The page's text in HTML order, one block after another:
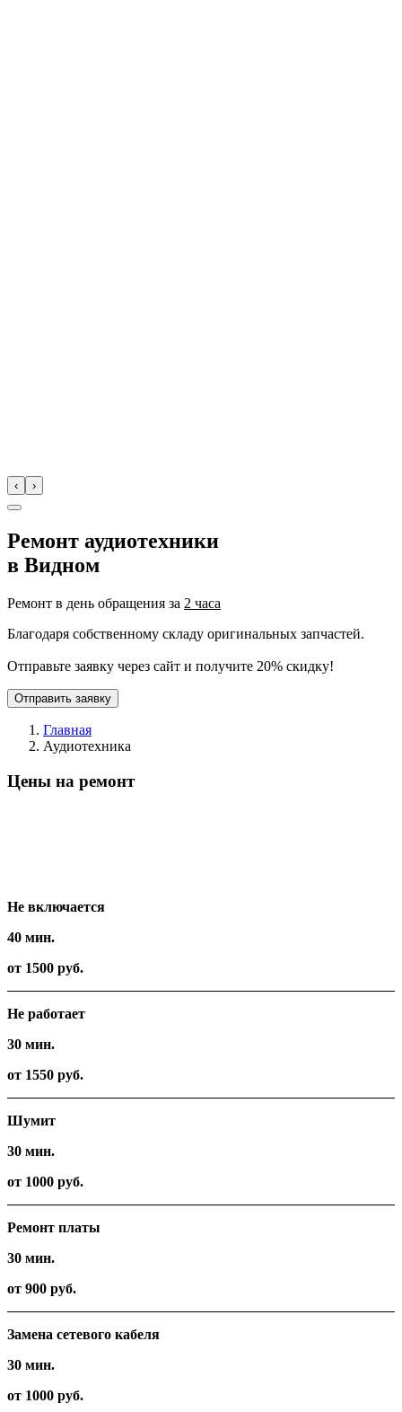
‹ ›
Ремонт аудиотехники
в Видном
Ремонт в день обращения за 2 часа
Благодаря собственному складу оригинальных запчастей.
Отправьте заявку через сайт и получите 20% скидку!
Отправить заявку
Главная
Аудиотехника
Цены на ремонт
Не включается
40 мин.
от 1500 руб.
Не работает
30 мин.
от 1550 руб.
Шумит
30 мин.
от 1000 руб.
Ремонт платы
30 мин.
от 900 руб.
Замена сетевого кабеля
30 мин.
от 1000 руб.